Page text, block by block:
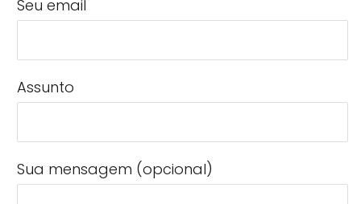
Seu email
Assunto
Sua mensagem (opcional)